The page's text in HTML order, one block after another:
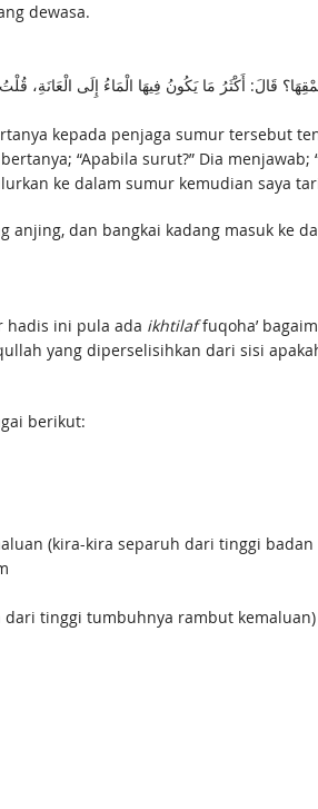
dewasa.
قَالَ: أَكْثَرُ مَا يَكُونُ فِيهَا الْمَاءُ إِلَى الْعَانَةِ،
kepada penjaga sumur tersebut
“Apabila surut?” Dia
ke dalam sumur kemudian saya
anjing, dan bangkai kadang masuk ke
hadis ini pula ada ikhtilaffuqoha’
yang diperselisihkan dari sisi
berikut:
(kira-kira separuh dari tinggi
tinggi tumbuhnya rambut kemaluan)